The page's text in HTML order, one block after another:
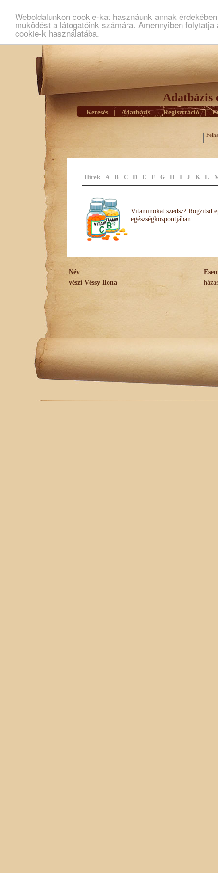
Weboldalunkon cookie-kat hasznáunk annak
muködést a látogatóink számára. Amennyiben
cookie-k használatába.
Adatbázis
Keresés Adatbázis | Regisztráció |
Hírek A B C D E F G H I J K L
Vitaminokat szedsz? Rögzítsd
egészségközpontjában.
Név
vészi Véssy Ilona